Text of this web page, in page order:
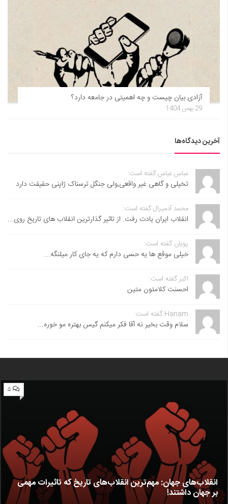
آزادی بیان چیست و چه اهمیتی در جامعه دارد؟
29 بهمن 1404
آخرین دیدگاه‌ها
عباس عباس گفته است:
تخیلی و گاهی غیر واقعی,ولی جنگل ترسناک ژاپنی حقیقت دارد
محمد آدمیرال گفته است:
انقلاب ایران یادت رفت. از تاثیر گذارترین انقلاب های تاریخ روی...
پویان گفته است:
خیلی موقع ها یه حسی دارم که یه جای کار میلنگه...
اکبر گفته است:
احسنت ‌کلامتون متین
Hanam گفته است:
سلام وقت بخیر نه آقا فکر میکنم گیس بهتره مو خوره...
۵
انقلاب‌های جهان: مهم‌ترین انقلاب‌های تاریخ که تاثیرات مهمی
بر جهان داشتند!